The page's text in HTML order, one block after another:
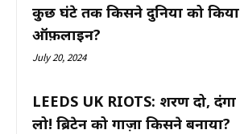
कुछ घंटे तक किसने दुनिया को किया
ऑफ़लाइन?
July 20, 2024
LEEDS UK RIOTS: शरण दो, दंगा
लो! ब्रिटेन को गाज़ा किसने बनाया?